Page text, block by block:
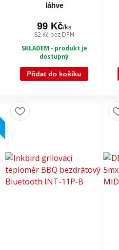
láhve
99 Kč/ks
82 Kč bez DPH
SKLADEM - produkt je
dostupný
Přidat do košíku